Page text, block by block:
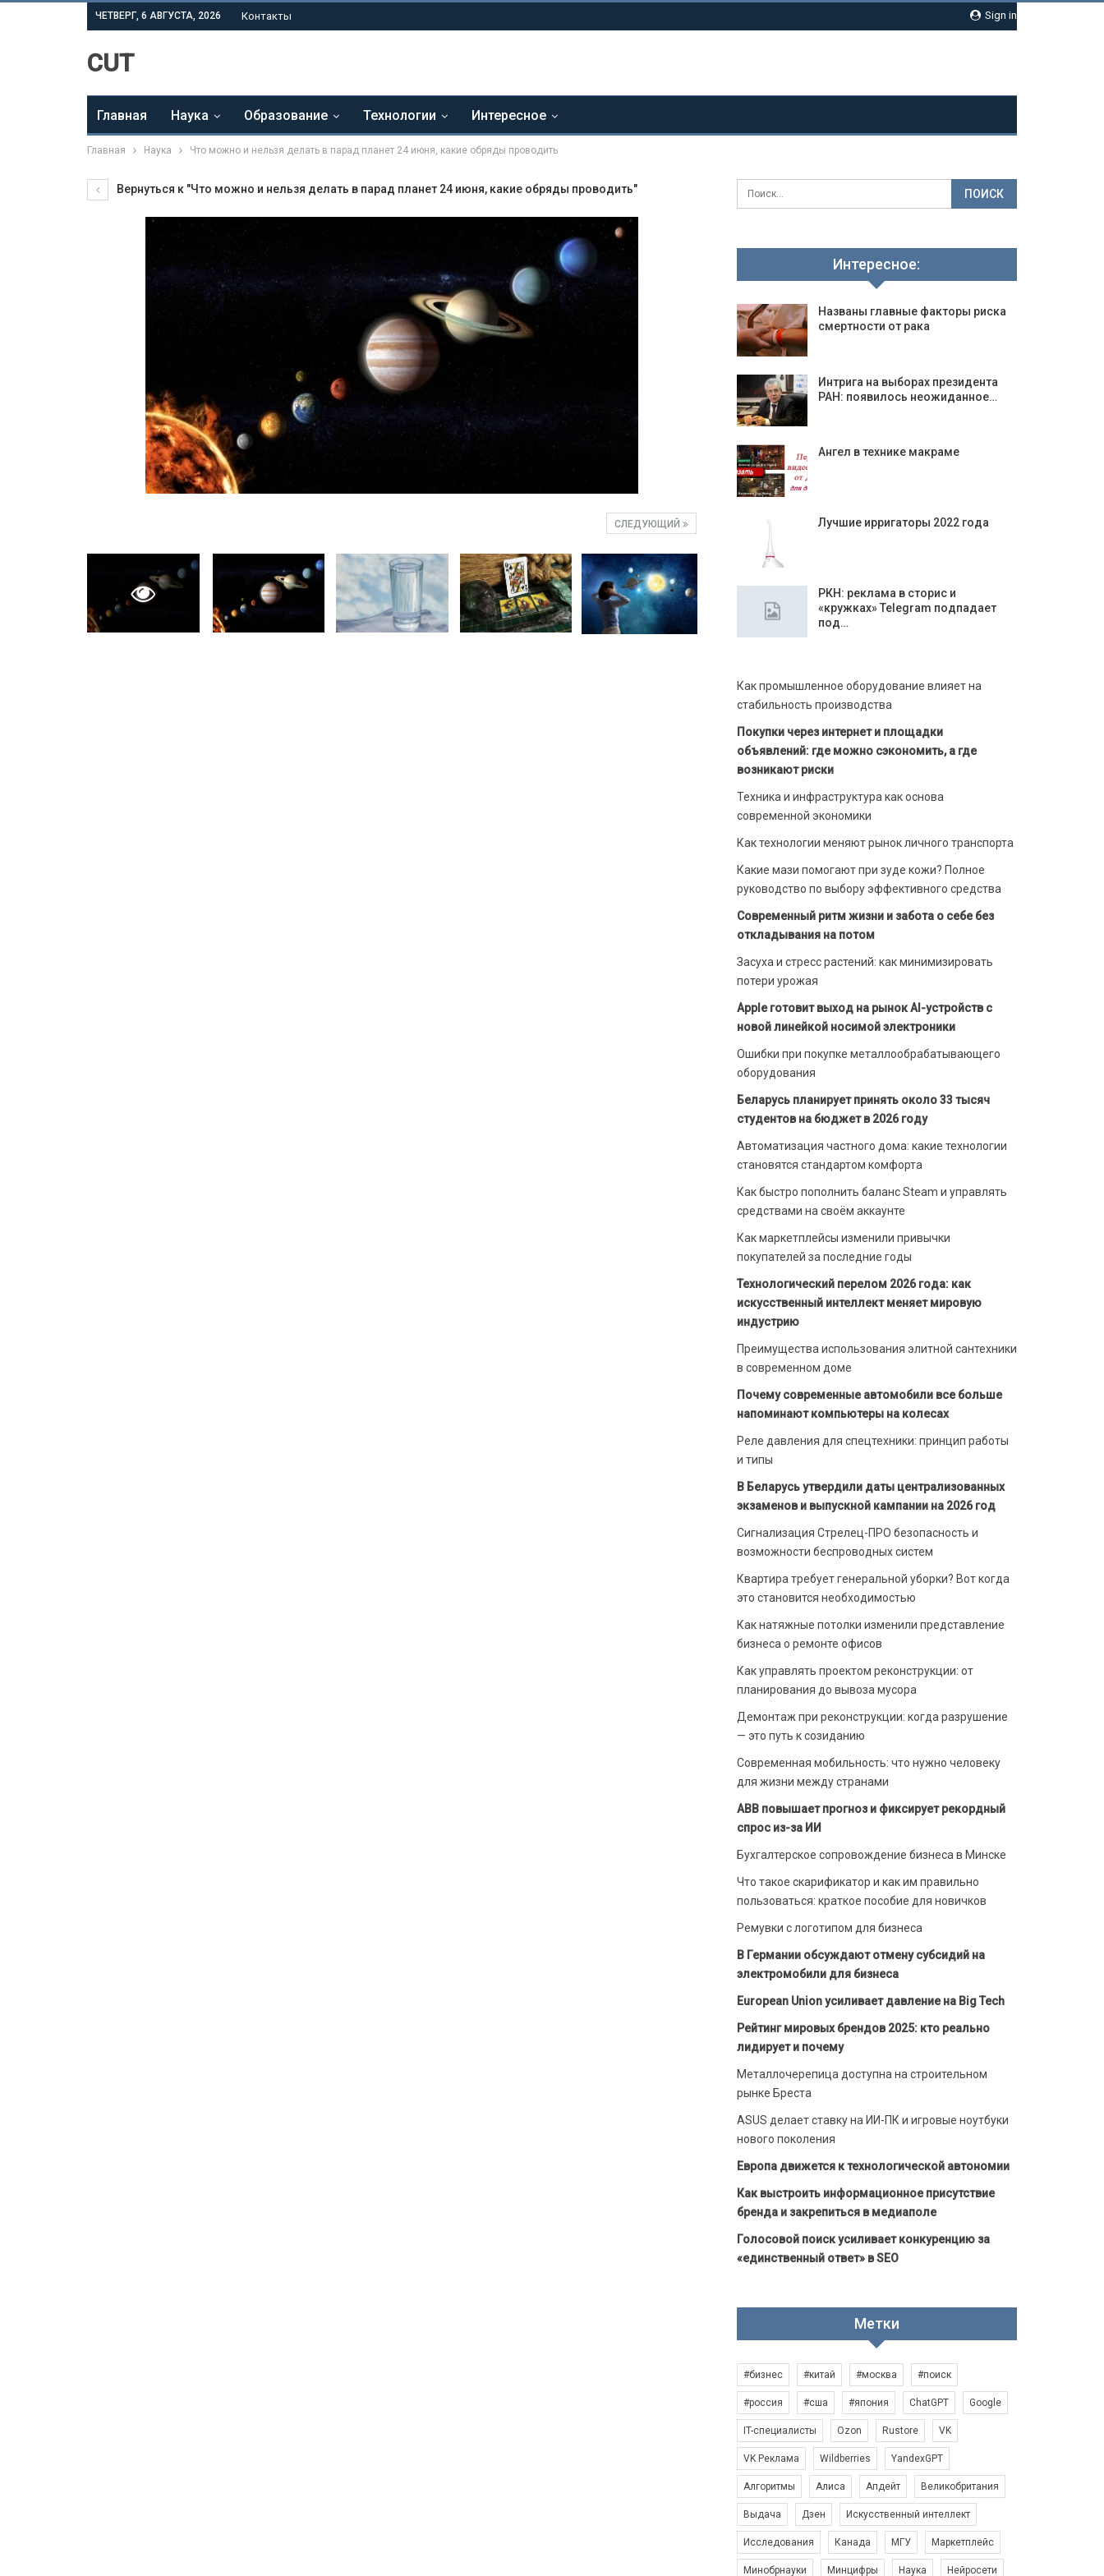
Sign in
ЧЕТВЕРГ, 6 АВГУСТА, 2026 Контакты
CUT
Главная Наука Образование Технологии Интересное
Главная Наука Что можно и нельзя делать в парад планет 24 июня, какие обряды проводить
Вернуться к "Что можно и нельзя делать в парад планет 24 июня, какие обряды проводить"
СЛЕДУЮЩИЙ
Интересное:
Названы главные факторы риска
смертности от рака
Интрига на выборах президента
РАН: появилось неожиданное…
Ангел в технике макраме
Лучшие ирригаторы 2022 года
РКН: реклама в сторис и
«кружках» Telegram подпадает
под…
Как промышленное оборудование влияет на
стабильность производства
Покупки через интернет и площадки
объявлений: где можно сэкономить, а где
возникают риски
Техника и инфраструктура как основа
современной экономики
Как технологии меняют рынок личного транспорта
Какие мази помогают при зуде кожи? Полное
руководство по выбору эффективного средства
Современный ритм жизни и забота о себе без
откладывания на потом
Засуха и стресс растений: как минимизировать
потери урожая
Apple готовит выход на рынок AI-устройств с
новой линейкой носимой электроники
Ошибки при покупке металлообрабатывающего
оборудования
Беларусь планирует принять около 33 тысяч
студентов на бюджет в 2026 году
Автоматизация частного дома: какие технологии
становятся стандартом комфорта
Как быстро пополнить баланс Steam и управлять
средствами на своём аккаунте
Как маркетплейсы изменили привычки
покупателей за последние годы
Технологический перелом 2026 года: как
искусственный интеллект меняет мировую
индустрию
Преимущества использования элитной сантехники
в современном доме
Почему современные автомобили все больше
напоминают компьютеры на колесах
Реле давления для спецтехники: принцип работы
и типы
В Беларусь утвердили даты централизованных
экзаменов и выпускной кампании на 2026 год
Сигнализация Стрелец-ПРО безопасность и
возможности беспроводных систем
Квартира требует генеральной уборки? Вот когда
это становится необходимостью
Как натяжные потолки изменили представление
бизнеса о ремонте офисов
Как управлять проектом реконструкции: от
планирования до вывоза мусора
Демонтаж при реконструкции: когда разрушение
— это путь к созиданию
Современная мобильность: что нужно человеку
для жизни между странами
ABB повышает прогноз и фиксирует рекордный
спрос из-за ИИ
Бухгалтерское сопровождение бизнеса в Минске
Что такое скарификатор и как им правильно
пользоваться: краткое пособие для новичков
Ремувки с логотипом для бизнеса
В Германии обсуждают отмену субсидий на
электромобили для бизнеса
European Union усиливает давление на Big Tech
Рейтинг мировых брендов 2025: кто реально
лидирует и почему
Металлочерепица доступна на строительном
рынке Бреста
ASUS делает ставку на ИИ-ПК и игровые ноутбуки
нового поколения
Европа движется к технологической автономии
Как выстроить информационное присутствие
бренда и закрепиться в медиаполе
Голосовой поиск усиливает конкуренцию за
«единственный ответ» в SEO
Метки
#бизнес #китай #москва #поиск
#россия #сша #япония ChatGPT Google
IT-специалисты Ozon Rustore VK
VK Реклама Wildberries YandexGPT
Алгоритмы Алиса Апдейт Великобритания
Выдача Дзен Искусственный интеллект
Исследования Канада МГУ Маркетплейс
Минобрнауки Минцифры Наука Нейросети